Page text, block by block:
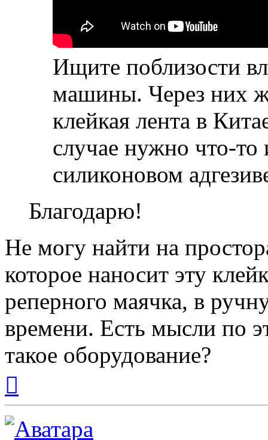
Ищите поблизости
машины. Через них
клейкая лента в
случае нужно что-то
силиконовом
Благодарю!
Не могу найти на
которое наносит эту
реперного маячка, в
времени. Есть мысли по
такое оборудование?
началу